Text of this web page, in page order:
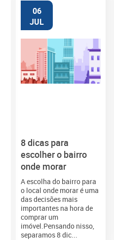
06
JUL
8 dicas para
escolher o bairro
onde morar
A escolha do bairro para
o local onde morar é uma
das decisões mais
importantes na hora de
comprar um
imóvel.Pensando nisso,
separamos 8 dic...